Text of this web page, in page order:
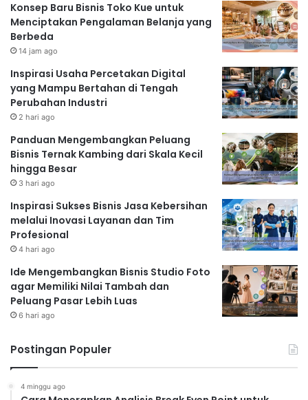
Konsep Baru Bisnis Toko Kue untuk
Menciptakan Pengalaman Belanja yang
Berbeda
14 jam ago
Inspirasi Usaha Percetakan Digital
yang Mampu Bertahan di Tengah
Perubahan Industri
2 hari ago
Panduan Mengembangkan Peluang
Bisnis Ternak Kambing dari Skala Kecil
hingga Besar
3 hari ago
Inspirasi Sukses Bisnis Jasa Kebersihan
melalui Inovasi Layanan dan Tim
Profesional
4 hari ago
Ide Mengembangkan Bisnis Studio Foto
agar Memiliki Nilai Tambah dan
Peluang Pasar Lebih Luas
6 hari ago
Postingan Populer
4 minggu ago